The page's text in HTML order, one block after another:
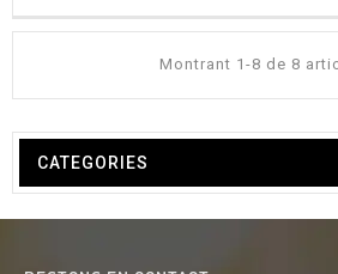
i
Montrant 1-8 de 8
CATEGORIES